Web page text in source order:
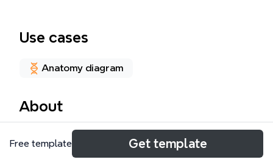
Use cases
Anatomy diagram
About
Este mapa mental de Delirium es una herramienta
clínica exhaustiva diseñada para profesionales de la
Free template Get template